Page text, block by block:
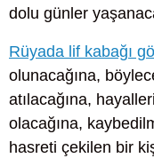
dolu günler
Rüyada lif kabağı
olunacağına,
atılacağına,
olacağına,
hasreti çekilen bir